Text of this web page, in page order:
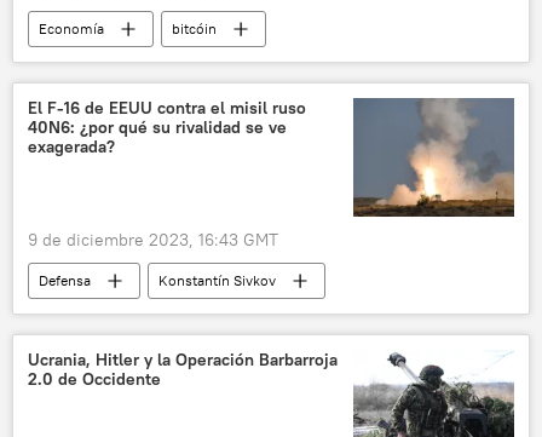
Economía
bitcóin
📈 Mercados y finanzas
criptomonedas
💶 Divisas
El F-16 de EEUU contra el misil ruso
40N6: ¿por qué su rivalidad se ve
exagerada?
9 de diciembre 2023, 16:43 GMT
Defensa
Konstantín Sivkov
Victor Litovkin
F-16
S-400 Triumf
🛡️ Industria militar
📰 Suministro de armas a Ucrania
📰 Operación rusa de desmilitarización y desnazificación de Ucrania
Ucrania, Hitler y la Operación Barbarroja
2.0 de Occidente